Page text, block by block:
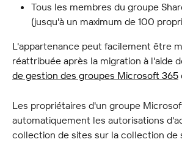
Tous les membres du groupe
(jusqu'à un maximum de 100
L'appartenance peut facilement être
réattribuée après la migration à l'aide
de gestion des groupes Microsoft 365
Les propriétaires d'un groupe
automatiquement les autorisations
collection de sites sur la collection de